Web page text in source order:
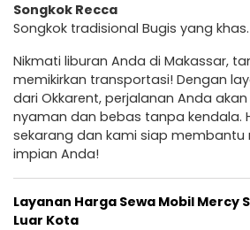
Songkok Recca
Songkok tradisional Bugis yang khas.
Nikmati liburan Anda di Makassar,
memikirkan transportasi! Dengan
dari Okkarent, perjalanan Anda
nyaman dan bebas tanpa kendala.
sekarang dan kami siap membantu
impian Anda!
Layanan Harga Sewa Mobil Mercy
Luar Kota